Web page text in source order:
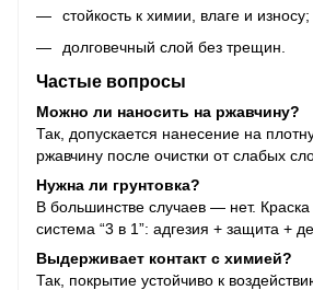
стойкость к химии, влаге и износу;
долговечный слой без трещин.
Частые вопросы
Можно ли наносить на ржавчину?
Так, допускается нанесение на
ржавчину после очистки от слабых
Нужна ли грунтовка?
В большинстве случаев — нет. Краска
система “3 в 1”: адгезия + защита +
Выдерживает контакт с химией?
Так, покрытие устойчиво к